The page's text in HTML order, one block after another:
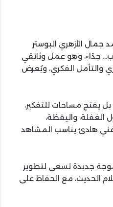
جمال الأزهري البوستر
جدًا»، وهو عمل وثائقي
والتأمل الفكري، ويُعرض
بل يفتح مساحات للتفكير،
الغفلة، واليقظة،
فني هادئ يناسب المشاهد
جديدة تسعى لتطوير
الحديث، مع الحفاظ على